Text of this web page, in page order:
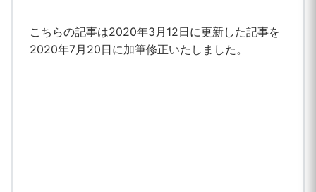
こちらの記事は2020年3月12日に更新した記事を
2020年7月20日に加筆修正いたしました。